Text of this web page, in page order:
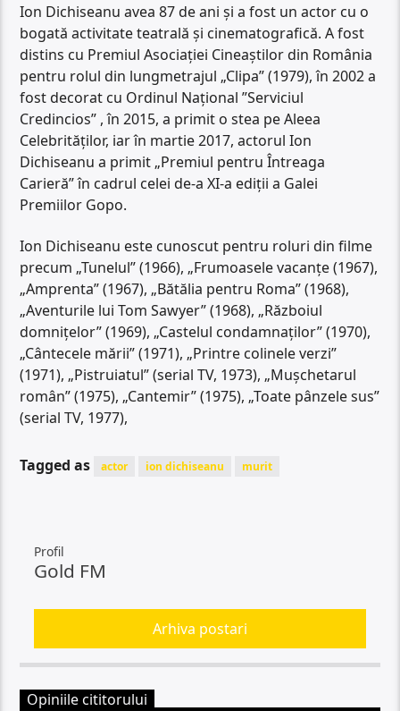
Ion Dichiseanu avea 87 de ani și a fost un actor cu o
bogată activitate teatrală şi cinematografică. A fost
distins cu Premiul Asociaţiei Cineaştilor din România
pentru rolul din lungmetrajul „Clipa” (1979), în 2002 a
fost decorat cu Ordinul Naţional ”Serviciul
Credincios” , în 2015, a primit o stea pe Aleea
Celebrităţilor, iar în martie 2017, actorul Ion
Dichiseanu a primit „Premiul pentru Întreaga
Carieră” în cadrul celei de-a XI-a ediţii a Galei
Premiilor Gopo.
Ion Dichiseanu este cunoscut pentru roluri din filme
precum „Tunelul” (1966), „Frumoasele vacanţe (1967),
„Amprenta” (1967), „Bătălia pentru Roma” (1968),
„Aventurile lui Tom Sawyer” (1968), „Războiul
domniţelor” (1969), „Castelul condamnaţilor” (1970),
„Cântecele mării” (1971), „Printre colinele verzi”
(1971), „Pistruiatul” (serial TV, 1973), „Muşchetarul
român” (1975), „Cantemir” (1975), „Toate pânzele sus”
(serial TV, 1977),
Tagged as actor ion dichiseanu murit
Profil
Gold FM
Arhiva postari
Opiniile cititorului